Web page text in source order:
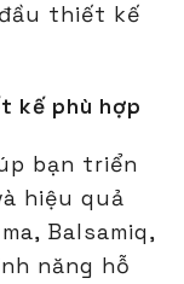
thiết kế
kế phù hợp
bạn triển
hiệu quả
Balsamiq,
năng hỗ